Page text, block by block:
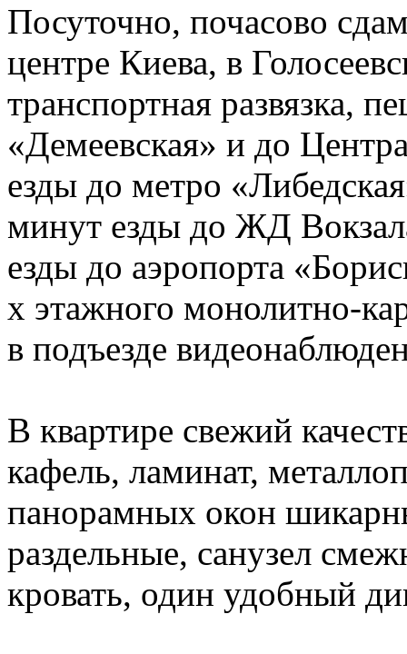
Посуточно, почасово
центре Киева, в
транспортная развязка,
«Демеевская» и до
езды до метро
минут езды до ЖД
езды до аэропорта
х этажного монолитно-
в подъезде
В квартире свежий
кафель, ламинат,
панорамных окон
раздельные, санузел
кровать, один удобный